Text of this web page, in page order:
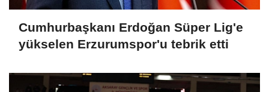
Cumhurbaşkanı Erdoğan Süper Lig'e
yükselen Erzurumspor'u tebrik etti